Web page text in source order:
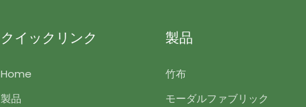
クイックリンク
Home
製品
製品
竹布
モーダルファブリック